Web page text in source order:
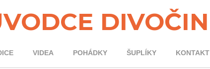
VIDEA POHÁDKY ŠUPLÍKY KONTAKT